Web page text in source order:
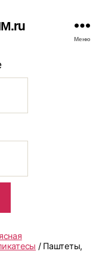
Меню
/ Паштеты,